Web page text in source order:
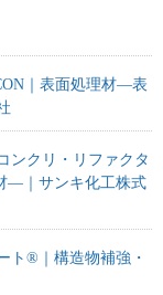
｜表面処理材―表
ンクリ・リファクタ
―｜サンキ化工株式
ト®｜構造物補強・